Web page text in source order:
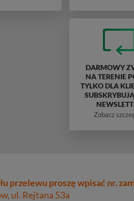
DARMOWY
NA TERENIE
TYLKO DLA
Zobacz
przelewu proszę wpisać nr.
ul. Rejtana 53a